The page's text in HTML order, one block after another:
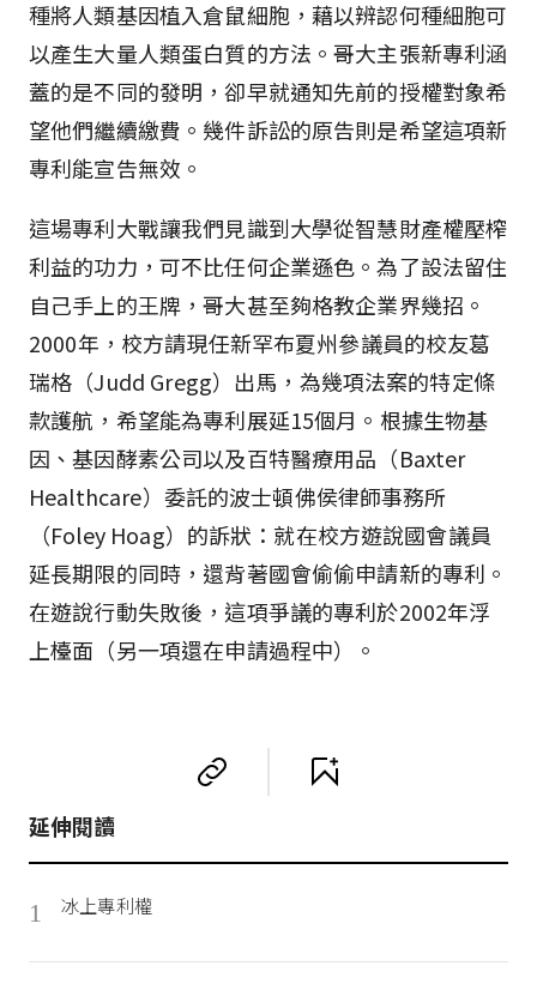
種將人類基因植入倉鼠細胞，藉以辨認何種細胞可
以產生大量人類蛋白質的方法。哥大主張新專利涵
蓋的是不同的發明，卻早就通知先前的授權對象希
望他們繼續繳費。幾件訴訟的原告則是希望這項新
專利能宣告無效。
這場專利大戰讓我們見識到大學從智慧財產權壓榨
利益的功力，可不比任何企業遜色。為了設法留住
自己手上的王牌，哥大甚至夠格教企業界幾招。
2000年，校方請現任新罕布夏州參議員的校友葛
瑞格（Judd Gregg）出馬，為幾項法案的特定條
款護航，希望能為專利展延15個月。根據生物基
因、基因酵素公司以及百特醫療用品（Baxter
Healthcare）委託的波士頓佛侯律師事務所
（Foley Hoag）的訴狀：就在校方遊說國會議員
延長期限的同時，還背著國會偷偷申請新的專利。
在遊說行動失敗後，這項爭議的專利於2002年浮
上檯面（另一項還在申請過程中）。
延伸閱讀
1 冰上專利權